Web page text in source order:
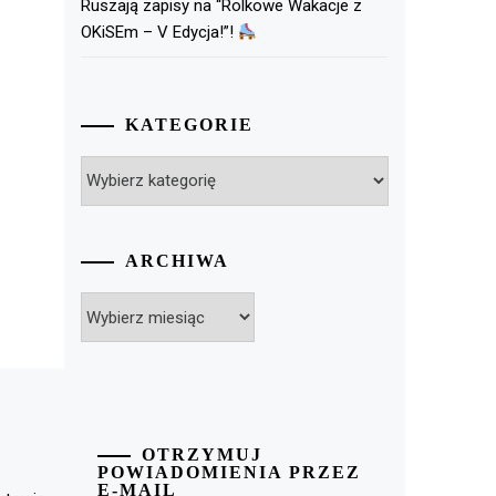
Ruszają zapisy na “Rolkowe Wakacje z
OKiSEm – V Edycja!”!
KATEGORIE
ARCHIWA
OTRZYMUJ
POWIADOMIENIA PRZEZ
E-MAIL